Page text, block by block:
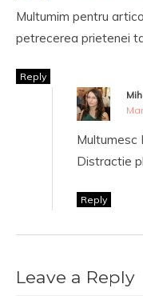
Multumim pentru
petrecerea prietenei
Reply
Multumesc
Distractie
Reply
Leave a Reply